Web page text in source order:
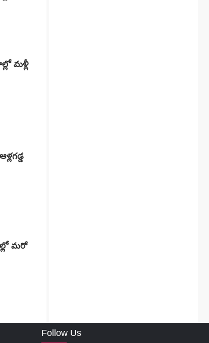
మళ్లీ
మరో
Follow Us